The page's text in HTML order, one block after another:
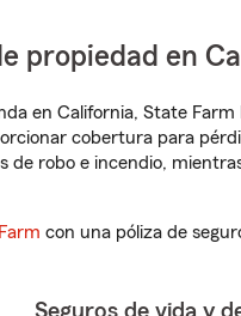
propiedad en
en California, State
cobertura para
de robo e incendio,
con una póliza de